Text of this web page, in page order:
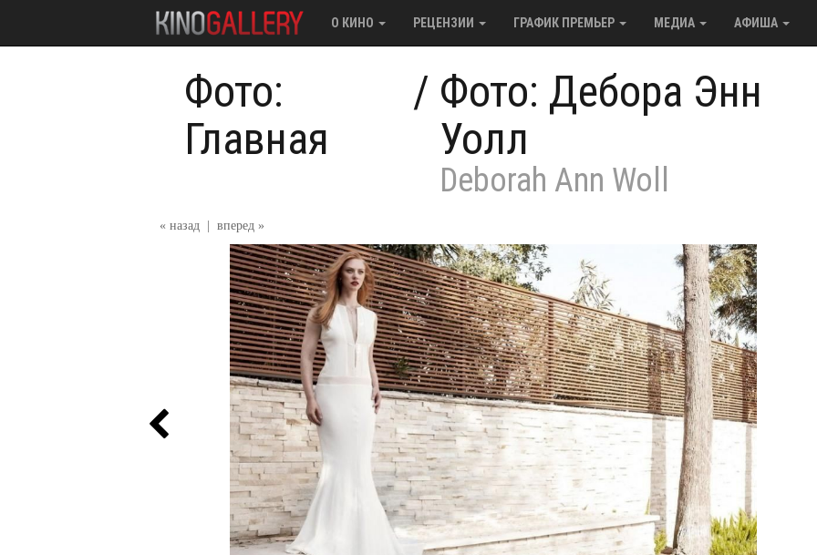
О КИНО РЕЦЕНЗИИ ГРАФИК ПРЕМЬЕР МЕДИА АФИША
Фото:
Главная
/ Фото: Дебора Энн
Уолл
Deborah Ann Woll
« назад вперед »